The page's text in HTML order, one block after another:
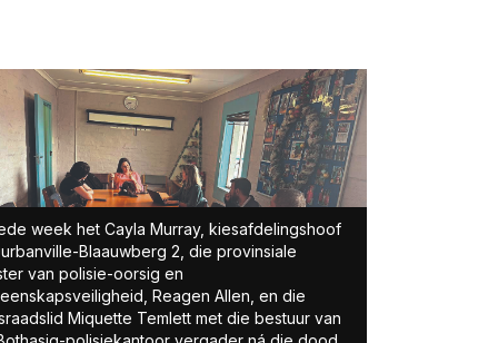
week het Cayla Murray, kiesafdelingshoof
Blaauwberg 2, die provinsiale
van polisie-oorsig en
Reagen Allen, en die
Miquette Temlett met die bestuur van